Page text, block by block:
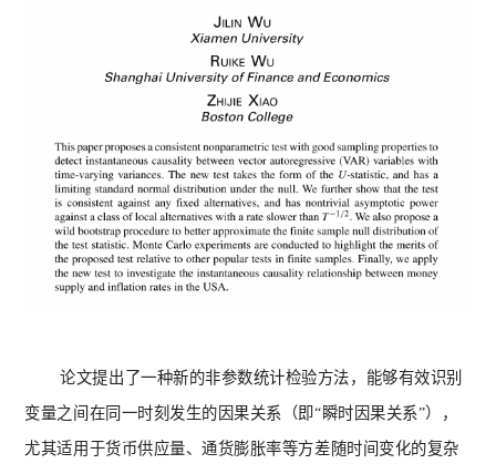
论文提出了一种新的非参数统计检验方法，能够有效识别
变量之间在同一时刻发生的因果关系（即“瞬时因果关系”），
尤其适用于货币供应量、通货膨胀率等方差随时间变化的复杂